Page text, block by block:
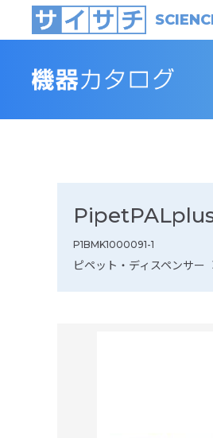
PipetPALplus
P1BMK1000091-1
ピペット・ディスペンサー